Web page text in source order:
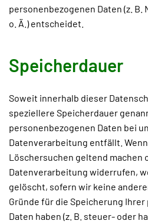
personenbezogenen Daten (z. B.
o. Ä.) entscheidet.
Speicherdauer
Soweit innerhalb dieser
speziellere Speicherdauer
personenbezogenen Daten bei
Datenverarbeitung entfällt.
Löschersuchen geltend machen
Datenverarbeitung widerrufen,
gelöscht, sofern wir keine
Gründe für die Speicherung
Daten haben (z. B. steuer- oder